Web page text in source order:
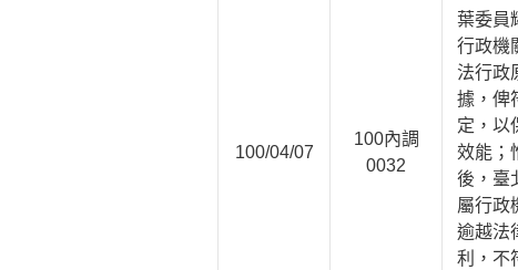
100/04/07
100內調
0032
葉委員
行政機
法行政
據，俾
定，以
效能；
後，臺
屬行政
逾越法
利，不